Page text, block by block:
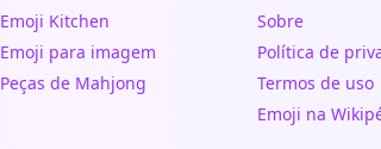
Emoji Kitchen
Emoji para imagem
Peças de Mahjong
Sobre
Política de
Termos de uso
Emoji na